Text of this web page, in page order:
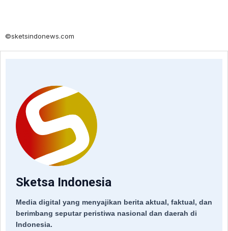
©sketsindonews.com
Sketsa Indonesia
Media digital yang menyajikan berita aktual, faktual, dan
berimbang seputar peristiwa nasional dan daerah di
Indonesia.